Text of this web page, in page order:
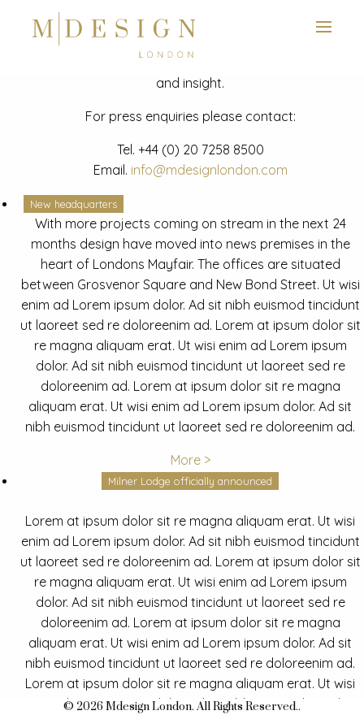
News
Latest mdesign development project and advisory news
and insight.
For press enquiries please contact:
Tel. +44 (0) 20 7258 8500
Email. info@mdesignlondon.com
New headquarters
With more projects coming on stream in the next 24
months design have moved into news premises in the
heart of Londons Mayfair. The offices are situated
between Grosvenor Square and New Bond Street. Ut wisi
enim ad Lorem ipsum dolor. Ad sit nibh euismod tincidunt
ut laoreet sed re doloreenim ad. Lorem at ipsum dolor sit
re magna aliquam erat. Ut wisi enim ad Lorem ipsum
dolor. Ad sit nibh euismod tincidunt ut laoreet sed re
doloreenim ad. Lorem at ipsum dolor sit re magna
aliquam erat. Ut wisi enim ad Lorem ipsum dolor. Ad sit
nibh euismod tincidunt ut laoreet sed re doloreenim ad.
More >
Milner Lodge officially announced
Lorem at ipsum dolor sit re magna aliquam erat. Ut wisi
enim ad Lorem ipsum dolor. Ad sit nibh euismod tincidunt
ut laoreet sed re doloreenim ad. Lorem at ipsum dolor sit
re magna aliquam erat. Ut wisi enim ad Lorem ipsum
dolor. Ad sit nibh euismod tincidunt ut laoreet sed re
doloreenim ad. Lorem at ipsum dolor sit re magna
aliquam erat. Ut wisi enim ad Lorem ipsum dolor. Ad sit
nibh euismod tincidunt ut laoreet sed re doloreenim ad.
Lorem at ipsum dolor sit re magna aliquam erat. Ut wisi
enim ad Lorem ipsum dolor. Ad sit nibh euismod tincidunt
© 2026 Mdesign London. All Rights Reserved..